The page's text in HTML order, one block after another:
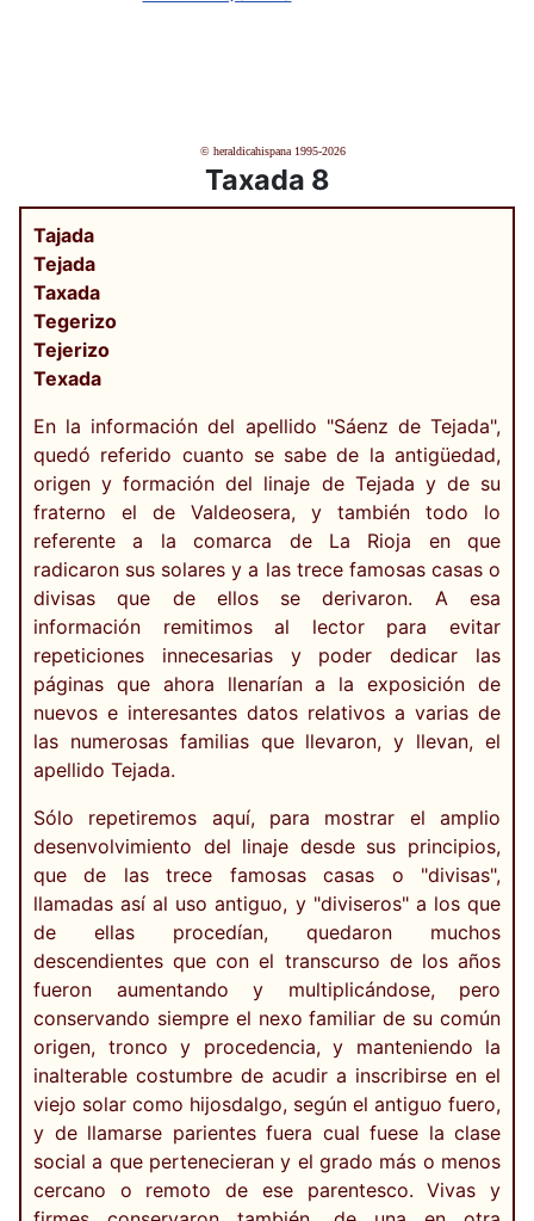
© heraldicahispana 1995-2026
Taxada 8
Tajada
Tejada
Taxada
Tegerizo
Tejerizo
Texada
En la información del apellido "Sáenz de Tejada",
quedó referido cuanto se sabe de la antigüedad,
origen y formación del linaje de Tejada y de su
fraterno el de Valdeosera, y también todo lo
referente a la comarca de La Rioja en que
radicaron sus solares y a las trece famosas casas o
divisas que de ellos se derivaron. A esa
información remitimos al lector para evitar
repeticiones innecesarias y poder dedicar las
páginas que ahora llenarían a la exposición de
nuevos e interesantes datos relativos a varias de
las numerosas familias que llevaron, y llevan, el
apellido Tejada.
Sólo repetiremos aquí, para mostrar el amplio
desenvolvimiento del linaje desde sus principios,
que de las trece famosas casas o "divisas",
llamadas así al uso antiguo, y "diviseros" a los que
de ellas procedían, quedaron muchos
descendientes que con el transcurso de los años
fueron aumentando y multiplicándose, pero
conservando siempre el nexo familiar de su común
origen, tronco y procedencia, y manteniendo la
inalterable costumbre de acudir a inscribirse en el
viejo solar como hijosdalgo, según el antiguo fuero,
y de llamarse parientes fuera cual fuese la clase
social a que pertenecieran y el grado más o menos
cercano o remoto de ese parentesco. Vivas y